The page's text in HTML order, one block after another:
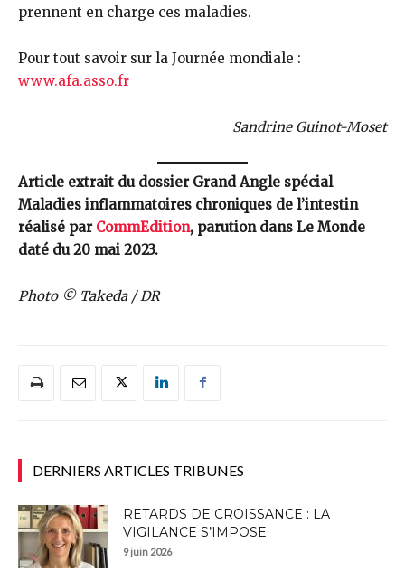
prennent en charge ces maladies.
Pour tout savoir sur la Journée mondiale :
www.afa.asso.fr
Sandrine Guinot-Moset
Article extrait du dossier Grand Angle spécial
Maladies inflammatoires chroniques de l’intestin
réalisé par CommEdition, parution dans Le Monde
daté du 20 mai 2023.
Photo © Takeda / DR
DERNIERS ARTICLES TRIBUNES
RETARDS DE CROISSANCE : LA
VIGILANCE S’IMPOSE
9 juin 2026